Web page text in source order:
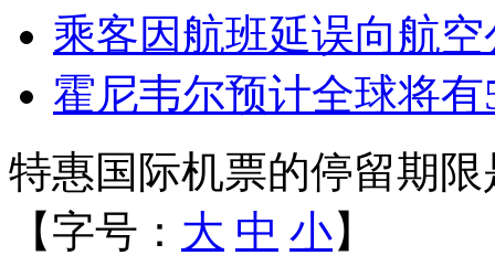
乘客因航班延误向航
霍尼韦尔预计全球将有
特惠国际机票的停留期
【字号： 大 中 小】